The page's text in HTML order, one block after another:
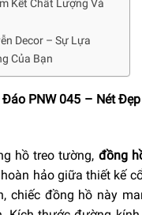
Kết Chất Lượng Và
Decor – Sự Lựa
Của Bạn
PNW 045 – Nét
hồ treo tường, đồng
hảo giữa thiết kế
chiếc đồng hồ này